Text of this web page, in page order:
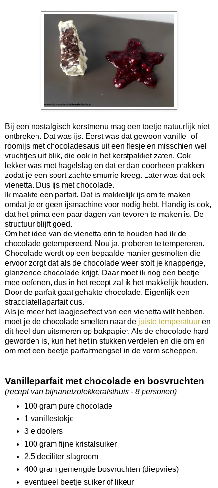
Bij een nostalgisch kerstmenu mag een toetje natuurlijk niet
ontbreken. Dat was ijs. Eerst was dat gewoon vanille- of
roomijs met chocoladesaus uit een flesje en misschien wel
vruchtjes uit blik, die ook in het kerstpakket zaten. Ook
lekker was met hagelslag en dat er dan doorheen prakken
zodat je een soort zachte smurrie kreeg. Later was dat ook
vienetta. Dus ijs met chocolade.
Ik maakte een parfait. Dat is makkelijk ijs om te maken
omdat je er geen ijsmachine voor nodig hebt. Handig is ook,
dat het prima een paar dagen van tevoren te maken is. De
structuur blijft goed.
Om het idee van de vienetta erin te houden had ik de
chocolade getempereerd. Nou ja, proberen te tempereren.
Chocolade wordt op een bepaalde manier gesmolten die
ervoor zorgt dat als de chocolade weer stolt je knapperige,
glanzende chocolade krijgt. Daar moet ik nog een beetje
mee oefenen, dus in het recept zal ik het makkelijk houden.
Door de parfait gaat gehakte chocolade. Eigenlijk een
stracciatellaparfait dus.
Als je meer het laagjeseffect van een vienetta wilt hebben,
moet je de chocolade smelten naar de juiste temperatuur en
dit heel dun uitsmeren op bakpapier. Als de chocolade hard
geworden is, kun het het in stukken verdelen en die om en
om met een beetje parfaitmengsel in de vorm scheppen.
Vanilleparfait met chocolade en bosvruchten
(recept van bijnanetzolekkeralsthuis - 8 personen)
100 gram pure chocolade
1 vanillestokje
3 eidooiers
100 gram fijne kristalsuiker
2,5 deciliter slagroom
400 gram gemengde bosvruchten (diepvries)
eventueel beetje suiker of likeur